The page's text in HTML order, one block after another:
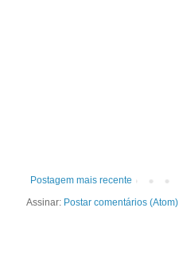
Postagem mais recente
Assinar: Postar comentários (Atom)